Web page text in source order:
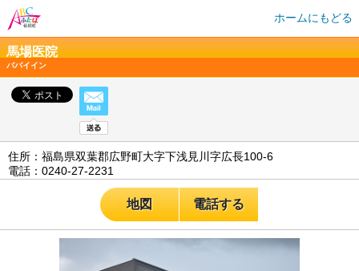
ホームにもどる
馬場医院
ババイイン
住所：福島県双葉郡広野町大字下浅見川字広長100-6
電話：0240-27-2231
地図 電話する